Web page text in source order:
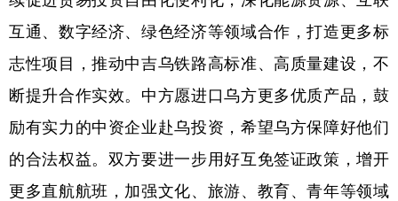
多语种频道
Deutsch Português
互通、数字经济、绿色经济等领域合作，打造更多标
志性项目，推动中吉乌铁路高标准、高质量建设，不
断提升合作实效。中方愿进口乌方更多优质产品，鼓
励有实力的中资企业赴乌投资，希望乌方保障好他们
的合法权益。双方要进一步用好互免签证政策，增开
更多直航航班，加强文化、旅游、教育、青年等领域